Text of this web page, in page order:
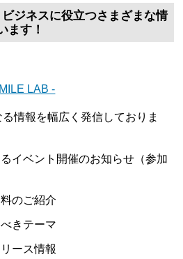
ジネスに役立つさまざまな情
ます！
LAB -
情報を幅広く発信しておりま
イベント開催のお知らせ（参加
のご紹介
きテーマ
ース情報